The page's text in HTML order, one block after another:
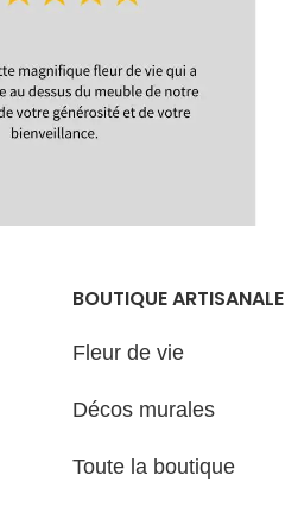
BOUTIQUE ARTISANALE
Fleur de vie
Décos murales
Toute la boutique